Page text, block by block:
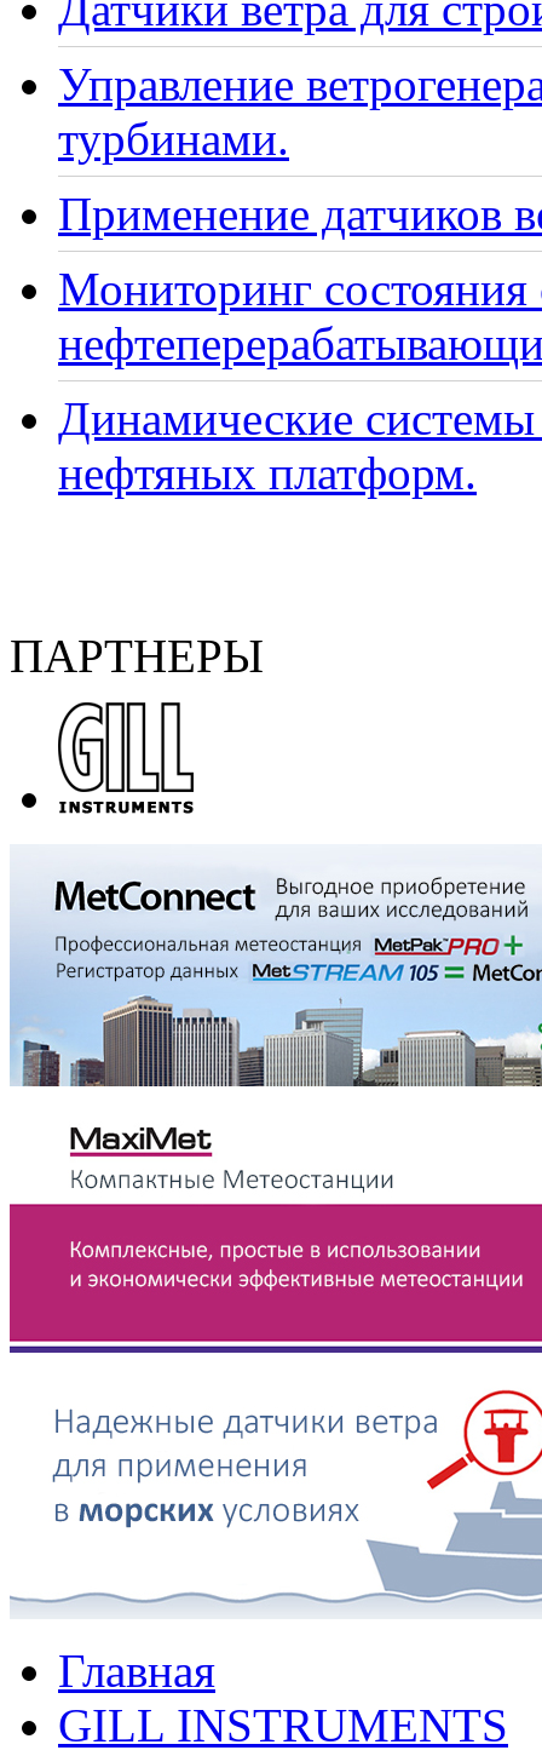
Управление
турбинами.
Применение датчиков
Мониторинг
Динамические
нефтяных платформ.
ПАРТНЕРЫ
Главная
GILL INSTRUMENTS